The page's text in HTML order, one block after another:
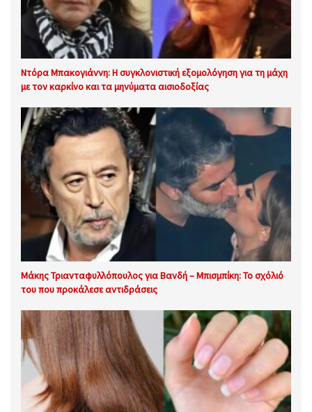
Ντόρα Μπακογιάννη: Η συγκλονιστική εξομολόγηση για τη μάχη
με τον καρκίνο και τα μηνύματα αισιοδοξίας
Μάκης Τριανταφυλλόπουλος για Βανδή – Μπισμπίκη: Το σχόλιό
του που προκάλεσε αντιδράσεις